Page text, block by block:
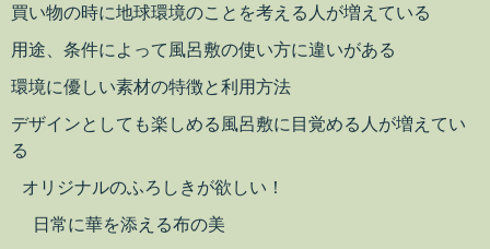
買い物の時に地球環境のことを考える人が増えている
用途、条件によって風呂敷の使い方に違いがある
環境に優しい素材の特徴と利用方法
デザインとしても楽しめる風呂敷に目覚める人が増えてい
る
オリジナルのふろしきが欲しい！
日常に華を添える布の美